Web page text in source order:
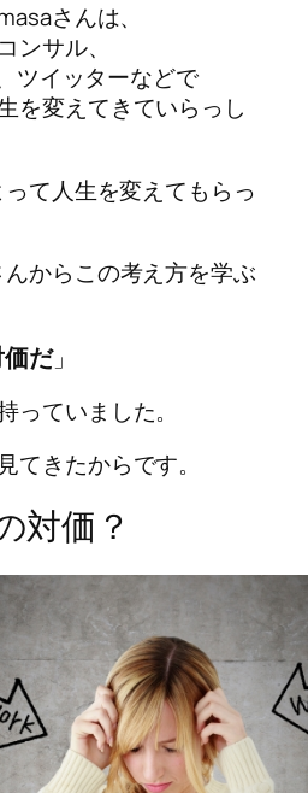
さんは、
ンサル、
ツイッターなどで
を変えてきていらっし
て人生を変えてもらっ
からこの考え方を学ぶ
だ」
っていました。
てきたからです。
対価？